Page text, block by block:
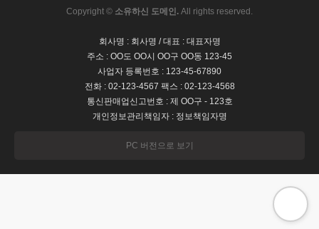
Copyright © 소유하신 도메인. All rights reserved.
회사명 : 회사명 / 대표 : 대표자명
주소 : OO도 OO시 OO구 OO동 123-45
사업자 등록번호 : 123-45-67890
전화 : 02-123-4567 팩스 : 02-123-4568
통신판매업신고번호 : 제 OO구 - 123호
개인정보관리책임자 : 정보책임자명
PC 버전으로 보기